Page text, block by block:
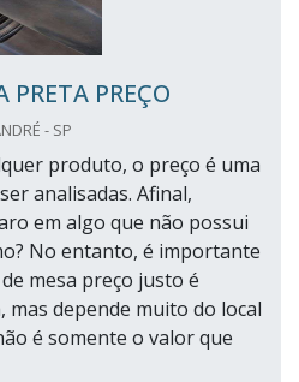
PRETA PREÇO
- SP
produto, o preço é uma
analisadas. Afinal,
em algo que não possui
No entanto, é importante
mesa preço justo é
mas depende muito do local
é somente o valor que